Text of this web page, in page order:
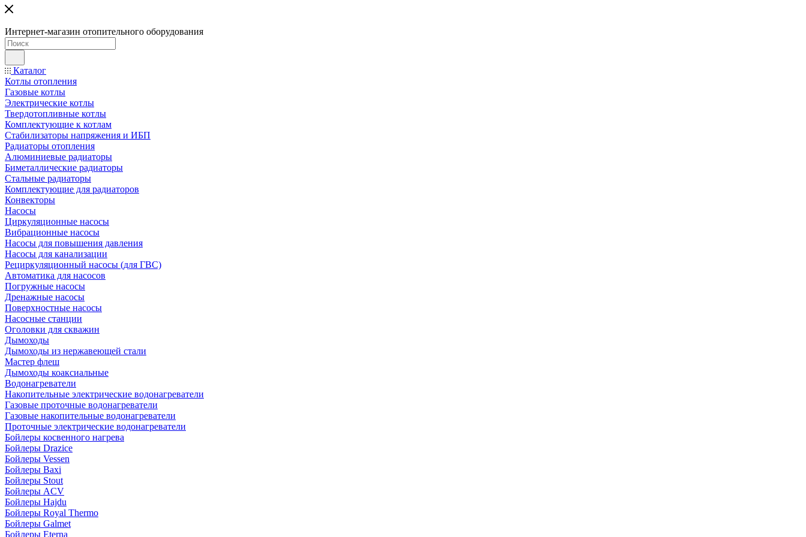
Интернет-магазин отопительного оборудования
Каталог
Котлы отопления
Газовые котлы
Электрические котлы
Твердотопливные котлы
Комплектующие к котлам
Стабилизаторы напряжения и ИБП
Радиаторы отопления
Алюминиевые радиаторы
Биметаллические радиаторы
Стальные радиаторы
Комплектующие для радиаторов
Конвекторы
Насосы
Циркуляционные насосы
Вибрационные насосы
Насосы для повышения давления
Насосы для канализации
Рециркуляционный насосы (для ГВС)
Автоматика для насосов
Погружные насосы
Дренажные насосы
Поверхностные насосы
Насосные станции
Оголовки для скважин
Дымоходы
Дымоходы из нержавеющей стали
Мастер флеш
Дымоходы коаксиальные
Водонагреватели
Накопительные электрические водонагреватели
Газовые проточные водонагреватели
Газовые накопительные водонагреватели
Проточные электрические водонагреватели
Бойлеры косвенного нагрева
Бойлеры Drazice
Бойлеры Vessen
Бойлеры Baxi
Бойлеры Stout
Бойлеры ACV
Бойлеры Hajdu
Бойлеры Royal Thermo
Бойлеры Galmet
Бойлеры Eterna